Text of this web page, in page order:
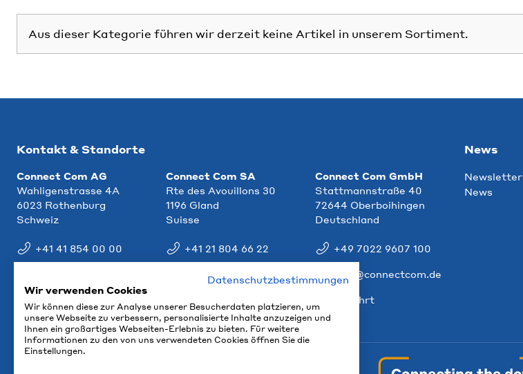
Aus dieser Kategorie führen wir derzeit keine Artikel in unserem Sortiment.
Kontakt & Standorte
Connect Com AG
Wahligenstrasse 4A
6023 Rothenburg
Schweiz
+41 41 854 00 00
Connect Com SA
Rte des Avouillons 30
1196 Gland
Suisse
+41 21 804 66 22
info@ccm.ch
Connect Com GmbH
Stattmannstraße 40
72644 Oberboihingen
Deutschland
+49 7022 9607 100
info@connectcom.de
Anfahrt
News
Newsletter
News
Datenschutzbestimmungen
Wir verwenden Cookies
Wir können diese zur Analyse unserer Besucherdaten platzieren, um
unsere Webseite zu verbessern, personalisierte Inhalte anzuzeigen und
Ihnen ein großartiges Webseiten-Erlebnis zu bieten. Für weitere
Informationen zu den von uns verwendeten Cookies öffnen Sie die
Einstellungen.